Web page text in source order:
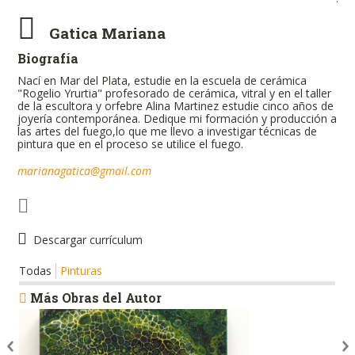
Gatica Mariana
Biografía
Nací en Mar del Plata, estudie en la escuela de cerámica
"Rogelio Yrurtia" profesorado de cerámica, vitral y en el taller
de la escultora y orfebre Alina Martinez estudie cinco años de
joyería contemporánea. Dedique mi formación y producción a
las artes del fuego,lo que me llevo a investigar técnicas de
pintura que en el proceso se utilice el fuego.
marianagatica@gmail.com
Descargar currículum
Todas Pinturas
Más Obras del Autor